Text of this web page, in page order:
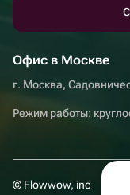
Офис в Москве
г. Москва,
Режим работы:
© Flowwow, inc